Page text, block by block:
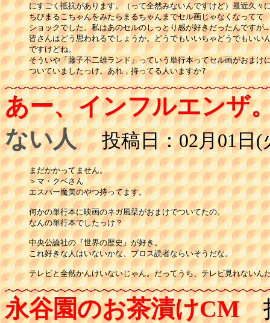
にすごく抵抗があります。（って全然みないんですけど）最近久々
ちびまるこちゃんをみたらまるちゃんまでセル画じゃなくなってて
ショックでした。私はあのセルのしっとり感が好きだったんですが…
皆さんはどう思われるでしょうか。どうでもいいちゃどうでもいい
ですけどね。
そういや「藤子不二雄ランド」っていう単行本ってセル画がおまけ
あー、インフルエンザ
ない人 投稿日：02月01日(
まだかかってません。
＞マ・クベさん
エスパー魔美のやつ持ってます。
何かの単行本に映画のネガ風栞がおまけでついてたの。
なんの単行本でしたっけ？
中央公論社の『世界の歴史』が好き。
これ好きな人はいないかな、ブロス読者ならいそうだな。
テレビと全然かんけいないじゃん。だってうち、テレビ見れないん
永谷園のお茶漬けCM